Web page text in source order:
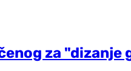
za "dizanje